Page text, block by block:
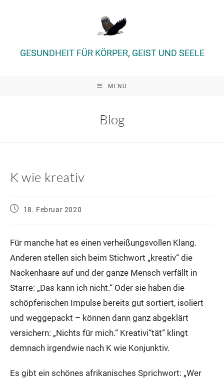
GESUNDHEIT FÜR KÖRPER, GEIST UND SEELE
MENÜ
Blog
K wie kreativ
Beitrag18. Februar 2020
Für manche hat es einen verheißungsvollen Klang.
Anderen stellen sich beim Stichwort „kreativ“ die
Nackenhaare auf und der ganze Mensch verfällt in
Starre: „Das kann ich nicht.“ Oder sie haben die
schöpferischen Impulse bereits gut sortiert, isoliert
und weggepackt – können dann ganz abgeklärt
versichern: „Nichts für mich.“ Kreativi“tät“ klingt
demnach irgendwie nach K wie Konjunktiv.
Es gibt ein schönes afrikanisches Sprichwort: „Wer